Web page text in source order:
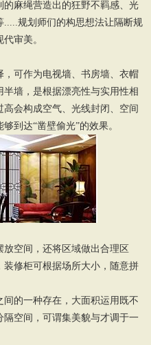
麻绳营造出的狂野不羁感、光
规划师们的构思想法让隔断规
审美。
可作为电视墙、书房墙、衣帽
墙，是根据漂亮性与实用性相
会构成空气、光线封闭、空间
到达“凿壁偷光”的效果。
空间，还将区域做出合理区
修柜可根据场所大小，随意拼
的一种存在，大面积运用既不
空间，可谓集美貌与才调于一